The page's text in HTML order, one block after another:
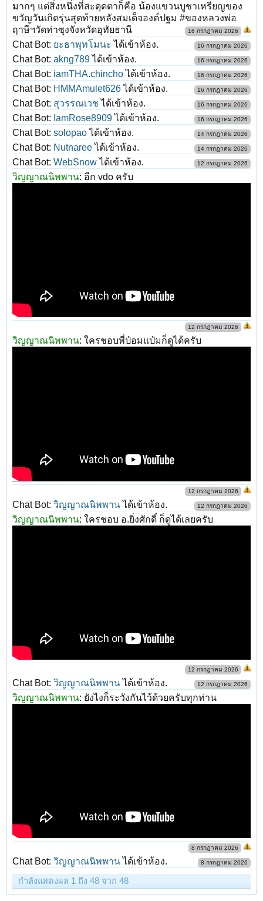
มากๆ แต่สิ่งหนึ่งที่สะดุดตาก็คือ น้องแขวนบูชาเหรียญของ
ขวัญวันเกิดรุ่นสุดท้ายหลังสมเด็จองค์ปฐม #ของหลวงพ่อ
ฤาษีฯวัดท่าซุงจังหวัดอุทัยธานี
16 กรกฎาคม 2026
Chat Bot: ยะธาพุทโมนะ ได้เข้าห้อง. 16 กรกฎาคม 2026
Chat Bot: akng789ได้เข้าห้อง. 16 กรกฎาคม 2026
Chat Bot: iamTHA.chinchoได้เข้าห้อง. 16 กรกฎาคม 2026
Chat Bot: HMMAmulet626ได้เข้าห้อง. 16 กรกฎาคม 2026
Chat Bot: สุวรรณเวช ได้เข้าห้อง. 16 กรกฎาคม 2026
Chat Bot: IamRose8909ได้เข้าห้อง. 16 กรกฎาคม 2026
Chat Bot: solopaoได้เข้าห้อง. 14 กรกฎาคม 2026
Chat Bot: Nutnareeได้เข้าห้อง. 14 กรกฎาคม 2026
Chat Bot: WebSnowได้เข้าห้อง. 12 กรกฎาคม 2026
วิญญาณนิพพาน: อีก vdo ครับ
12 กรกฎาคม 2026
วิญญาณนิพพาน: ใครชอบพี่ป๋อมแป๋มก็ดูได้ครับ
12 กรกฎาคม 2026
Chat Bot: วิญญาณนิพพานได้เข้าห้อง. 12 กรกฎาคม 2026
วิญญาณนิพพาน: ใครชอบ อ.ยิ่งศักดิ์ ก็ดูได้เลยครับ
12 กรกฎาคม 2026
Chat Bot: วิญญาณนิพพานได้เข้าห้อง. 12 กรกฎาคม 2026
วิญญาณนิพพาน: ยังไงก็ระวังกันไว้ด้วยครับทุกท่าน
8 กรกฎาคม 2026
Chat Bot: วิญญาณนิพพานได้เข้าห้อง. 8 กรกฎาคม 2026
กำลังแสดงผล 1 ถึง 48 จาก 48